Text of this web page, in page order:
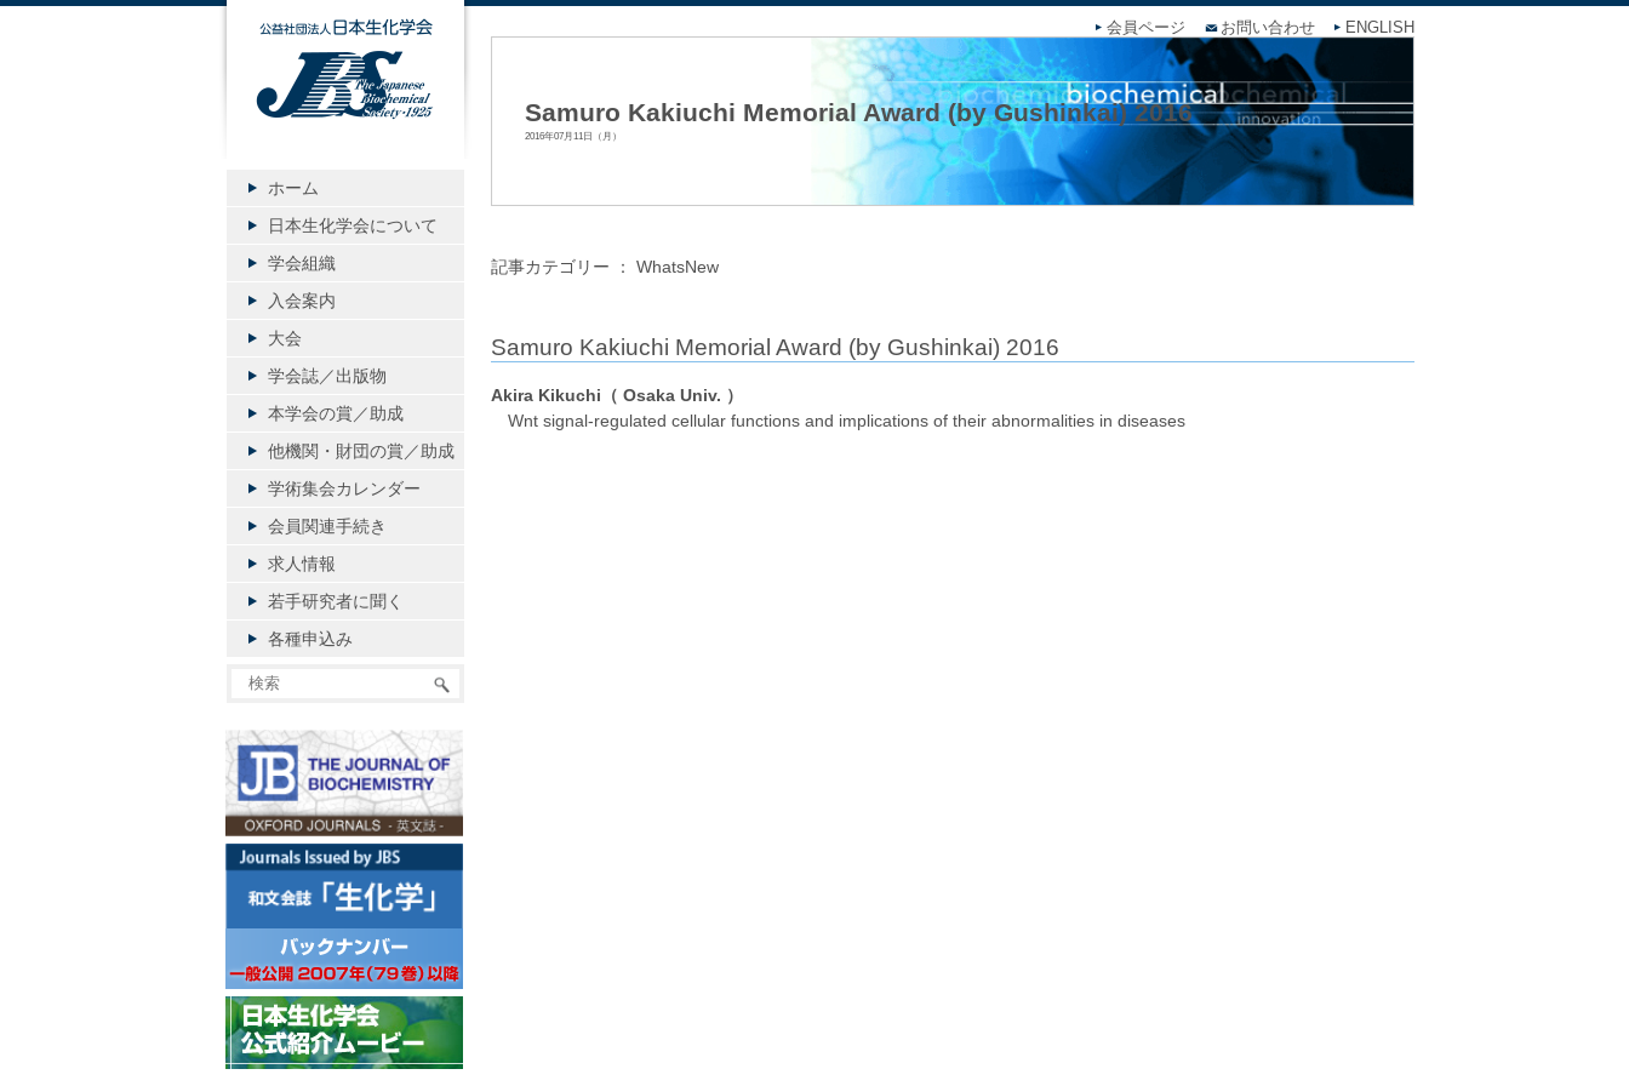
会員ページ お問い合わせ ENGLISH
Samuro Kakiuchi Memorial Award (by Gushinkai) 2016
2016年07月11日（月）
記事カテゴリー ： WhatsNew
Samuro Kakiuchi Memorial Award (by Gushinkai) 2016
Akira Kikuchi（ Osaka Univ. ）
Wnt signal-regulated cellular functions and implications of their abnormalities in diseases
公益社団法人日本生化学会
ホーム
日本生化学会について
学会組織
入会案内
大会
学会誌／出版物
本学会の賞／助成
他機関・財団の賞／助成
学術集会カレンダー
会員関連手続き
求人情報
若手研究者に聞く
各種申込み